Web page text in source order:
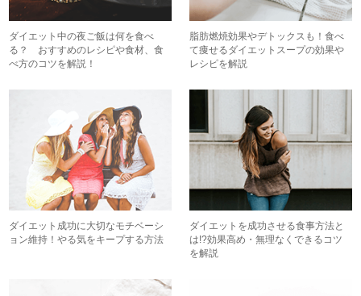
ダイエット中の夜ご飯は何を食べ
る？ おすすめのレシピや食材、食
べ方のコツを解説！
脂肪燃焼効果やデトックスも！食べ
て痩せるダイエットスープの効果や
レシピを解説
ダイエット成功に大切なモチベーシ
ョン維持！やる気をキープする方法
ダイエットを成功させる食事方法と
は!?効果高め・無理なくできるコツ
を解説